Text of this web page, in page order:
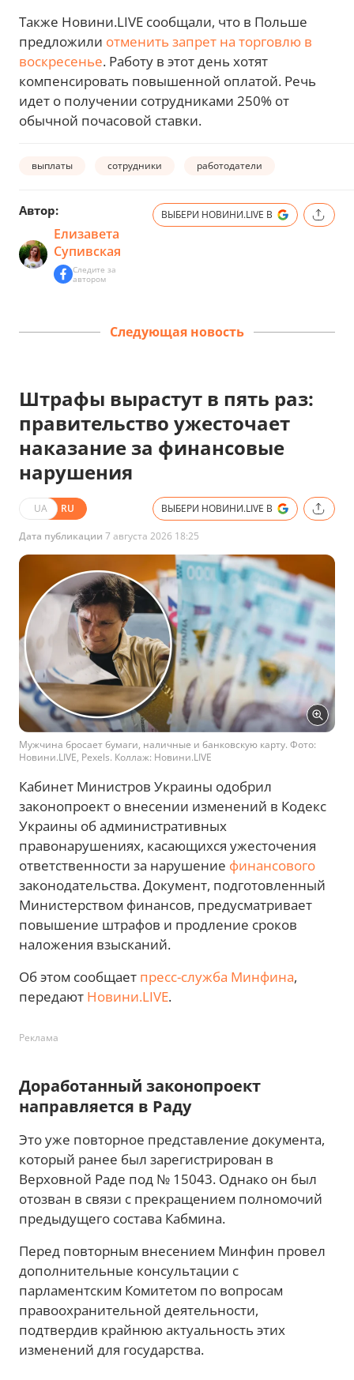
Также Новини.LIVE сообщали, что в Польше
предложили отменить запрет на торговлю в
воскресенье. Работу в этот день хотят
компенсировать повышенной оплатой. Речь
идет о получении сотрудниками 250% от
обычной почасовой ставки.
выплаты сотрудники работодатели
Автор:
Елизавета
Супивская
Следите за
автором
ВЫБЕРИ НОВИНИ.LIVE В
Следующая новость
Штрафы вырастут в пять раз:
правительство ужесточает
наказание за финансовые
нарушения
UA RU ВЫБЕРИ НОВИНИ.LIVE В
Дата публикации 7 августа 2026 18:25
Мужчина бросает бумаги, наличные и банковскую карту. Фото:
Новини.LIVE, Pexels. Коллаж: Новини.LIVE
Кабинет Министров Украины одобрил
законопроект о внесении изменений в Кодекс
Украины об административных
правонарушениях, касающихся ужесточения
ответственности за нарушение финансового
законодательства. Документ, подготовленный
Министерством финансов, предусматривает
повышение штрафов и продление сроков
наложения взысканий.
Об этом сообщает пресс-служба Минфина,
передают Новини.LIVE.
Реклама
Доработанный законопроект
направляется в Раду
Это уже повторное представление документа,
который ранее был зарегистрирован в
Верховной Раде под № 15043. Однако он был
отозван в связи с прекращением полномочий
предыдущего состава Кабмина.
Перед повторным внесением Минфин провел
дополнительные консультации с
парламентским Комитетом по вопросам
правоохранительной деятельности,
подтвердив крайнюю актуальность этих
изменений для государства.